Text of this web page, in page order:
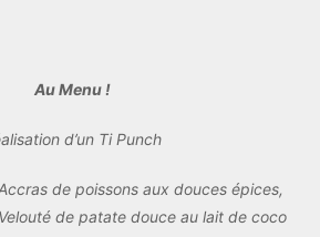
Au Menu !
d’un Ti Punch
de poissons aux douces épices,
de patate douce au lait de coco